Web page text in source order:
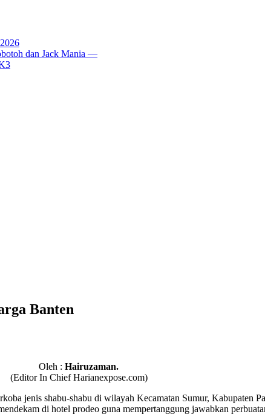
dan Jack Mania —
Banten
Oleh : Hairuzaman.
(Editor In Chief Harianexpose.com)
jenis shabu-shabu di wilayah Kecamatan Sumur, Kabupaten
di hotel prodeo guna mempertanggung jawabkan